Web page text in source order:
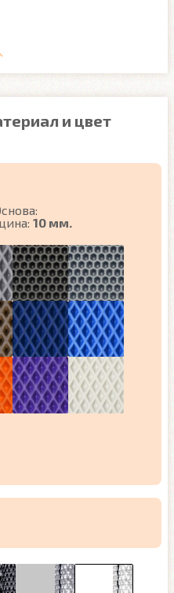
и цвет
10 мм.